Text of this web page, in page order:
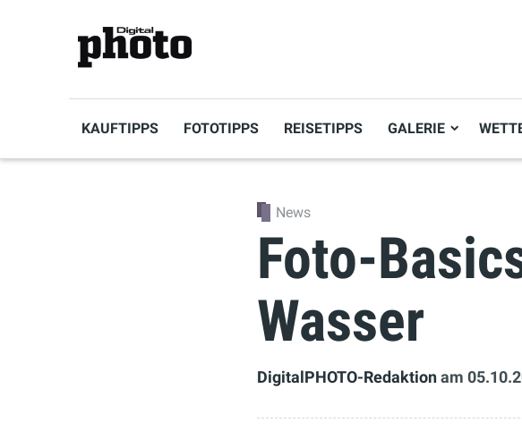
KAUFTIPPS FOTOTIPPS REISETIPPS GALERIE
News
Foto-
Wasser
DigitalPHOTO-Redaktion am